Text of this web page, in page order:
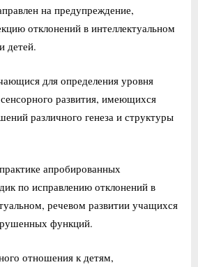
на предупреждение,
отклонений в интеллектуальном
детей.
для определения уровня
развития, имеющихся
различного генеза и структуры
апробированных
по исправлению отклонений в
речевом развитии учащихся
функций.
отношения к детям,